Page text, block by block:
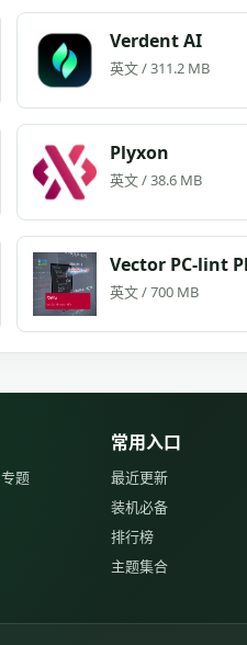
Verdent AI
英文 / 311.2 MB
Plyxon
英文 / 38.6 MB
Vector PC-lint
英文 / 700 MB
题
常用入口
最近更新
装机必备
排行榜
主题集合